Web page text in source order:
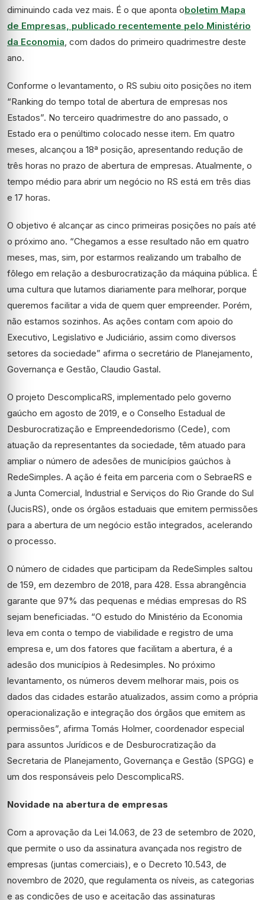
diminuindo cada vez mais. É o que aponta oboletim Mapa
de Empresas, publicado recentemente pelo Ministério
da Economia, com dados do primeiro quadrimestre deste
ano.
Conforme o levantamento, o RS subiu oito posições no item
“Ranking do tempo total de abertura de empresas nos
Estados”. No terceiro quadrimestre do ano passado, o
Estado era o penúltimo colocado nesse item. Em quatro
meses, alcançou a 18ª posição, apresentando redução de
três horas no prazo de abertura de empresas. Atualmente, o
tempo médio para abrir um negócio no RS está em três dias
e 17 horas.
O objetivo é alcançar as cinco primeiras posições no país até
o próximo ano. “Chegamos a esse resultado não em quatro
meses, mas, sim, por estarmos realizando um trabalho de
fôlego em relação a desburocratização da máquina pública. É
uma cultura que lutamos diariamente para melhorar, porque
queremos facilitar a vida de quem quer empreender. Porém,
não estamos sozinhos. As ações contam com apoio do
Executivo, Legislativo e Judiciário, assim como diversos
setores da sociedade” afirma o secretário de Planejamento,
Governança e Gestão, Claudio Gastal.
O projeto DescomplicaRS, implementado pelo governo
gaúcho em agosto de 2019, e o Conselho Estadual de
Desburocratização e Empreendedorismo (Cede), com
atuação da representantes da sociedade, têm atuado para
ampliar o número de adesões de municípios gaúchos à
RedeSimples. A ação é feita em parceria com o SebraeRS e
a Junta Comercial, Industrial e Serviços do Rio Grande do Sul
(JucisRS), onde os órgãos estaduais que emitem permissões
para a abertura de um negócio estão integrados, acelerando
o processo.
O número de cidades que participam da RedeSimples saltou
de 159, em dezembro de 2018, para 428. Essa abrangência
garante que 97% das pequenas e médias empresas do RS
sejam beneficiadas. “O estudo do Ministério da Economia
leva em conta o tempo de viabilidade e registro de uma
empresa e, um dos fatores que facilitam a abertura, é a
adesão dos municípios à Redesimples. No próximo
levantamento, os números devem melhorar mais, pois os
dados das cidades estarão atualizados, assim como a própria
operacionalização e integração dos órgãos que emitem as
permissões”, afirma Tomás Holmer, coordenador especial
para assuntos Jurídicos e de Desburocratização da
Secretaria de Planejamento, Governança e Gestão (SPGG) e
um dos responsáveis pelo DescomplicaRS.
Novidade na abertura de empresas
Com a aprovação da Lei 14.063, de 23 de setembro de 2020,
que permite o uso da assinatura avançada nos registro de
empresas (juntas comerciais), e o Decreto 10.543, de
novembro de 2020, que regulamenta os níveis, as categorias
e as condições de uso e aceitação das assinaturas